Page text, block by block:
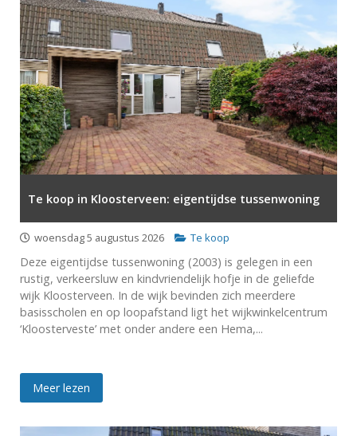
Te koop in Kloosterveen: eigentijdse tussenwoning
woensdag 5 augustus 2026 Te koop
Deze eigentijdse tussenwoning (2003) is gelegen in een
rustig, verkeersluw en kindvriendelijk hofje in de geliefde
wijk Kloosterveen. In de wijk bevinden zich meerdere
basisscholen en op loopafstand ligt het wijkwinkelcentrum
‘Kloosterveste’ met onder andere een Hema,...
Meer lezen